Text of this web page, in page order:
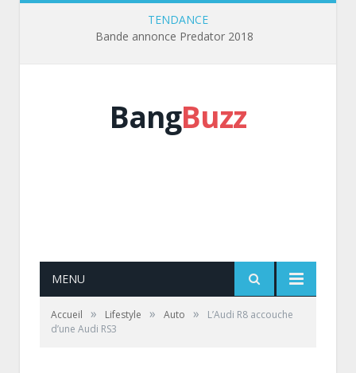
TENDANCE
Bande annonce Predator 2018
BangBuzz
MENU
Accueil » Lifestyle » Auto »
L’Audi R8 accouche
d’une Audi RS3